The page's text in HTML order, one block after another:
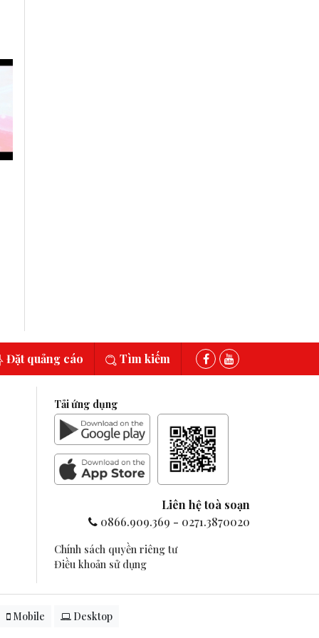
Đặt quảng cáo Tìm kiếm
Tải ứng dụng
Liên hệ toà soạn
0866.909.369 - 0271.3870020
Chính sách quyền riêng tư
Điều khoản sử dụng
Mobile Desktop